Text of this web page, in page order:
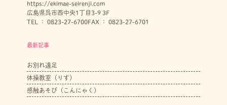
https://ekimae-seirenji.com
広島県呉市西中央1丁目3-9 3F
TEL ： 0823-27-6700FAX ： 0823-27-6701
最新記事
お別れ遠足
体操教室（りす）
感触あそび（こんにゃく）